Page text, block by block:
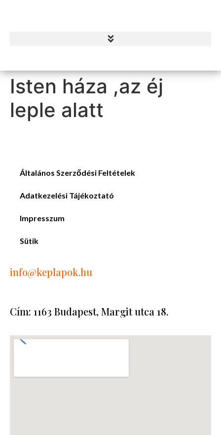
Isten háza ,az éj
leple alatt
Általános Szerződési Feltételek
Adatkezelési Tájékoztató
Impresszum
Sütik
info@keplapok.hu
Cím: 1163 Budapest, Margit utca 18.